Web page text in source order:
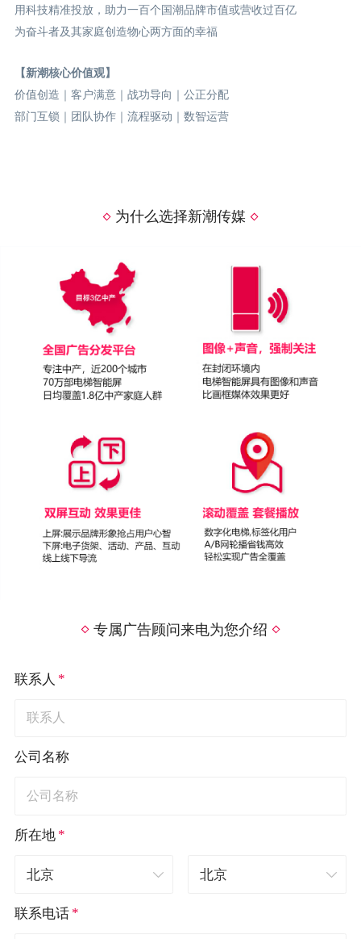
用科技精准投放，助力一百个国潮品牌市值或营收过百亿
为奋斗者及其家庭创造物心两方面的幸福
【新潮核心价值观】
价值创造｜客户满意｜战功导向｜公正分配
部门互锁｜团队协作｜流程驱动｜数智运营
为什么选择新潮传媒
专属广告顾问来电为您介绍
联系人 *
公司名称
所在地 *
联系电话 *